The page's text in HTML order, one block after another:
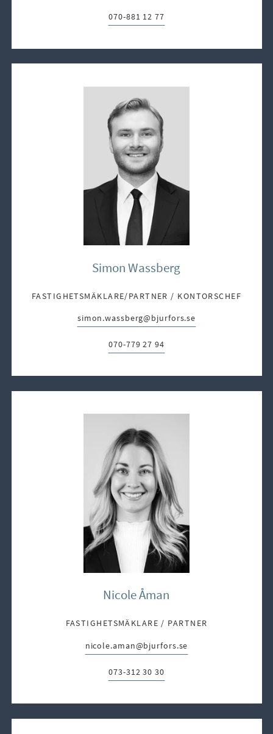
Telefon:
070-881 12 77
Simon Wassberg
FASTIGHETSMÄKLARE/PARTNER / KONTORSCHEF
E-post:
simon.wassberg@bjurfors.se
Telefon:
070-779 27 94
Nicole Åman
FASTIGHETSMÄKLARE / PARTNER
E-post:
nicole.aman@bjurfors.se
Telefon:
073-312 30 30